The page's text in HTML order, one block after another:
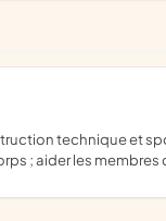
; aider les